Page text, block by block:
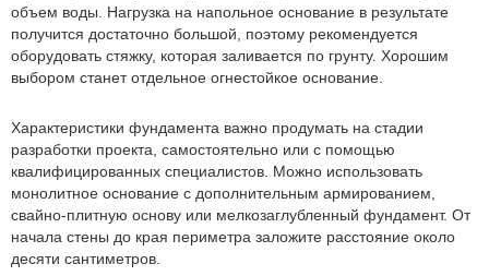
объем воды. Нагрузка на напольное основание в результате
получится достаточно большой, поэтому рекомендуется
оборудовать стяжку, которая заливается по грунту. Хорошим
выбором станет отдельное огнестойкое основание.
Характеристики фундамента важно продумать на стадии
разработки проекта, самостоятельно или с помощью
квалифицированных специалистов. Можно использовать
монолитное основание с дополнительным армированием,
свайно-плитную основу или мелкозаглубленный фундамент. От
начала стены до края периметра заложите расстояние около
десяти сантиметров.